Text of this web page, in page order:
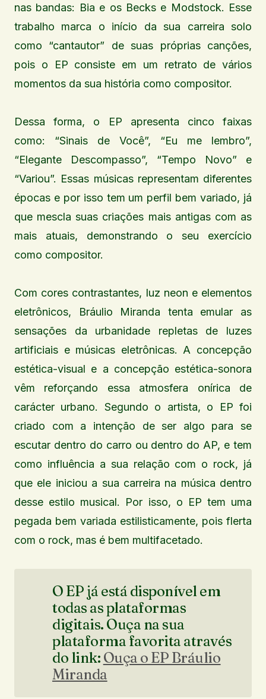
nas bandas: Bia e os Becks e Modstock. Esse
trabalho marca o início da sua carreira solo
como “cantautor” de suas próprias canções,
pois o EP consiste em um retrato de vários
momentos da sua história como compositor.
Dessa forma, o EP apresenta cinco faixas
como: “Sinais de Você”, “Eu me lembro”,
“Elegante Descompasso”, “Tempo Novo” e
“Variou”. Essas músicas representam diferentes
épocas e por isso tem um perfil bem variado, já
que mescla suas criações mais antigas com as
mais atuais, demonstrando o seu exercício
como compositor.
Com cores contrastantes, luz neon e elementos
eletrônicos, Bráulio Miranda tenta emular as
sensações da urbanidade repletas de luzes
artificiais e músicas eletrônicas. A concepção
estética-visual e a concepção estética-sonora
vêm reforçando essa atmosfera onírica de
carácter urbano. Segundo o artista, o EP foi
criado com a intenção de ser algo para se
escutar dentro do carro ou dentro do AP, e tem
como influência a sua relação com o rock, já
que ele iniciou a sua carreira na música dentro
desse estilo musical. Por isso, o EP tem uma
pegada bem variada estilisticamente, pois flerta
com o rock, mas é bem multifacetado.
O EP já está disponível em
todas as plataformas
digitais. Ouça na sua
plataforma favorita através
do link: Ouça o EP Bráulio
Miranda